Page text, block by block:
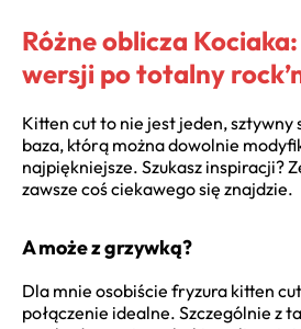
Różne oblicza
wersji po totalny
Kitten cut to nie jest jeden, sztywny
baza, którą można dowolnie
najpiękniejsze. Szukasz inspiracji?
zawsze coś ciekawego się znajdzie.
A może z grzywką?
Dla mnie osobiście fryzura kitten
połączenie idealne. Szczególnie z